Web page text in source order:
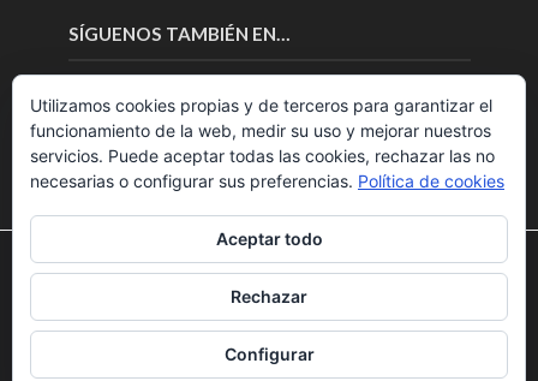
SÍGUENOS TAMBIÉN EN…
Copyright © 2018.Fly News.Noticias aerospacial
UAS aviación comercial
Utilizamos cookies para ofrecerte la mejor experiencia en
nuestra web.
Puedes aprender más sobre qué cookies utilizamos o
desactivarlas en losajustes.
Utilizamos cookies propias y de terceros para garantizar el
funcionamiento de la web, medir su uso y mejorar nuestros
servicios. Puede aceptar todas las cookies, rechazar las no
necesarias o configurar sus preferencias. Política de cookies
Aceptar todo
Rechazar
Configurar